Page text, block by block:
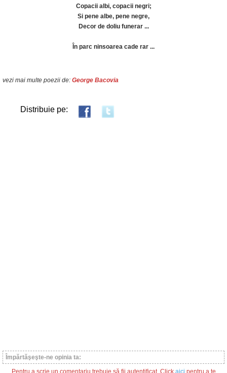
Copacii albi, copacii negri;
Si pene albe, pene negre,
Decor de doliu funerar ...
În parc ninsoarea cade rar ...
vezi mai multe poezii de: George Bacovia
Distribuie pe:
Împărtăşeşte-ne opinia ta:
Pentru a scrie un comentariu trebuie să fii autentificat. Click aici pentru a te